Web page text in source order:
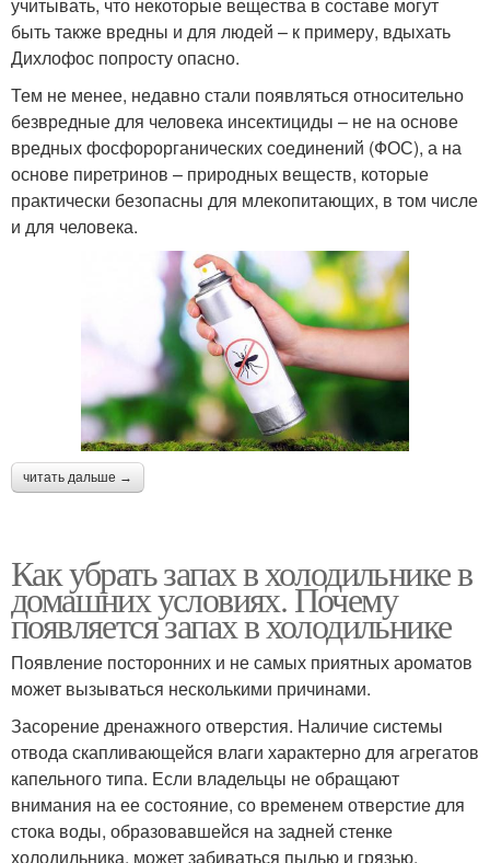
быть также вредны и для людей – к примеру, вдыхать
Дихлофос попросту опасно.
Тем не менее, недавно стали появляться относительно
безвредные для человека инсектициды – не на основе
вредных фосфорорганических соединений (ФОС), а на
основе пиретринов – природных веществ, которые
практически безопасны для млекопитающих, в том числе
и для человека.
читать дальше →
Как убрать запах в холодильнике в
домашних условиях. Почему
появляется запах в холодильнике
Появление посторонних и не самых приятных ароматов
может вызываться несколькими причинами.
Засорение дренажного отверстия. Наличие системы
отвода скапливающейся влаги характерно для агрегатов
капельного типа. Если владельцы не обращают
внимания на ее состояние, со временем отверстие для
стока воды, образовавшейся на задней стенке
холодильника, может забиваться пылью и грязью,